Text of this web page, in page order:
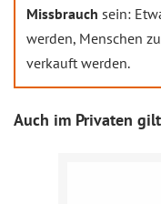
Missbrauch sein:
werden, Menschen zu
verkauft werden.
Auch im Privaten